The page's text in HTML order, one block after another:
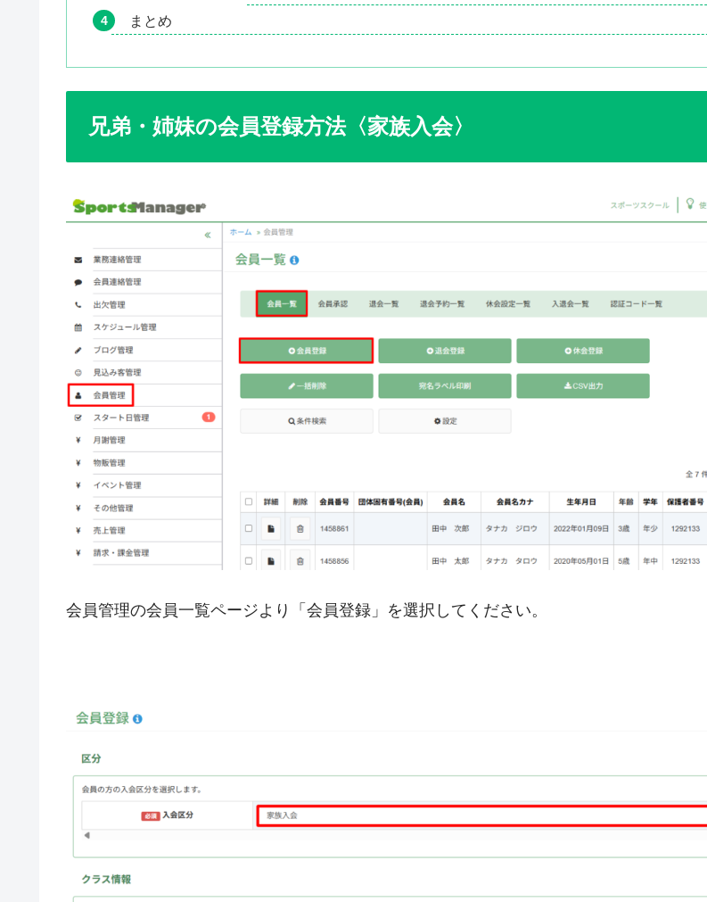
まとめ
兄弟・姉妹の会員登録方法〈家族入会〉
会員管理の会員一覧ページより「会員登録」を選択してください。